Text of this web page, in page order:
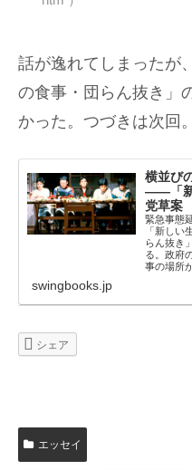
話が逸れてしまったが
の食事・団らん抜き」
かった。つづきは次回。
横並び
——「新
党草案
緊急事態
「新しい
らん抜き
る。政府
事の場所
swingbooks.jp
シェア
エッセイ